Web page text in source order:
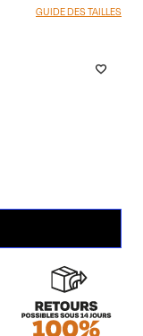
GUIDE DES TAILLES